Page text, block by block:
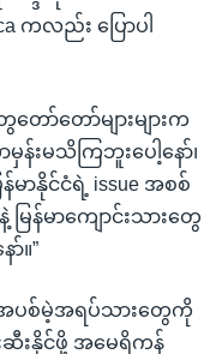
ကလည်း ပြောပါ
ော်တော်များများက
န်းမသိကြဘူးပေါ့နော်၊
ာနိုင်ငံရဲ့ issue အစစ်
န်မာကျောင်းသားတွေ
ာ်။”
အပစ်မဲ့အရပ်သားတွေကို
းနိုင်ဖို့ အမေရိကန်